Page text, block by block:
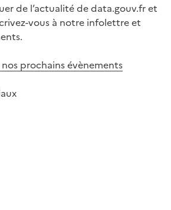
de l’actualité de data.gouv.fr et
vous à notre infolettre et
prochains évènements